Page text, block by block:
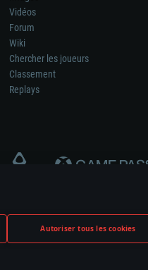
Autoriser tous les cookies
Vidéos
Forum
Wiki
Chercher les joueurs
Classement
Replays
l’approbation de tout fabricant